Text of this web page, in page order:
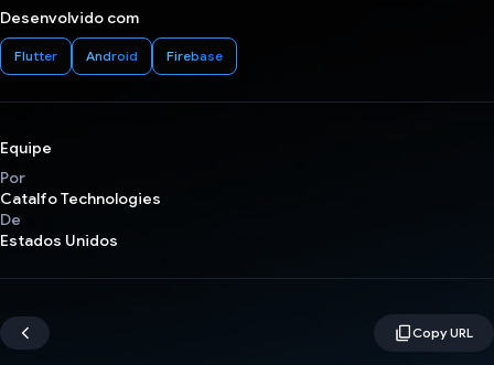
Desenvolvido com
Flutter Android Firebase
Equipe
Por
Catalfo Technologies
De
Estados Unidos